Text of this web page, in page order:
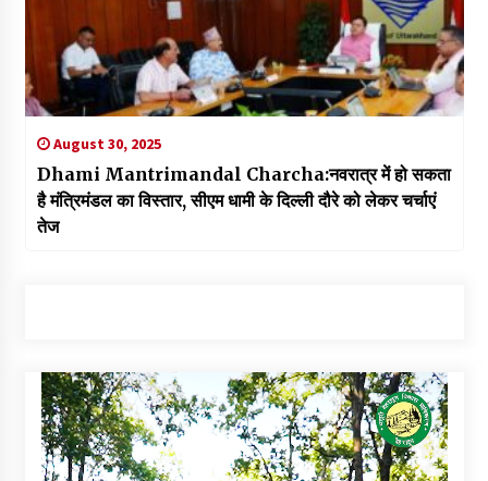
August 30, 2025
Dhami Mantrimandal Charcha:नवरात्र में हो सकता
है मंत्रिमंडल का विस्तार, सीएम धामी के दिल्ली दौरे को लेकर चर्चाएं
तेज